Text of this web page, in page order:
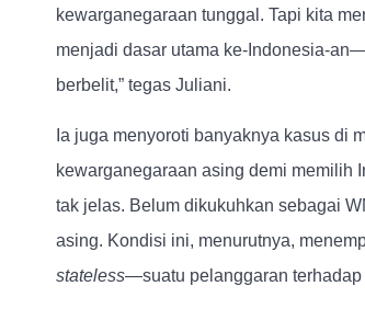
kewarganegaraan tunggal. Tapi kita
menjadi dasar utama ke-Indonesia-
berbelit,” tegas Juliani.
Ia juga menyoroti banyaknya kasus di
kewarganegaraan asing demi memilih
tak jelas. Belum dikukuhkan sebagai
asing. Kondisi ini, menurutnya,
stateless—suatu pelanggaran terhadap